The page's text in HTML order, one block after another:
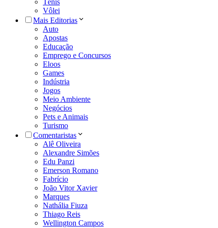
Tênis
Vôlei
Mais Editorias
Auto
Apostas
Educação
Emprego e Concursos
Eloos
Games
Indústria
Jogos
Meio Ambiente
Negócios
Pets e Animais
Turismo
Comentaristas
Alê Oliveira
Alexandre Simões
Edu Panzi
Emerson Romano
Fabrício
João Vitor Xavier
Marques
Nathália Fiuza
Thiago Reis
Wellington Campos